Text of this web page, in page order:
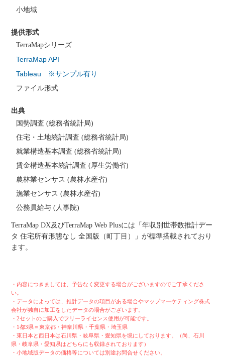
小地域
提供形式
TerraMapシリーズ
TerraMap API
Tableau ※サンプル有り
ファイル形式
出典
国勢調査 (総務省統計局)
住宅・土地統計調査 (総務省統計局)
就業構造基本調査 (総務省統計局)
賃金構造基本統計調査 (厚生労働省)
農林業センサス (農林水産省)
漁業センサス (農林水産省)
公務員給与 (人事院)
TerraMap DX及びTerraMap Web Plusには「年収別世帯数推計デー
タ 住宅所有形態なし 全国版（町丁目）」が標準搭載されており
ます。
・内容につきましては、予告なく変更する場合がございますのでご了承くださ
い。
・データによっては、推計データの項目がある場合やマップマーケティング株式
会社が独自に加工をしたデータの場合がございます。
・2セットのご購入でフリーライセンス使用が可能です。
・1都3県＝東京都・神奈川県・千葉県・埼玉県
・東日本と西日本は石川県・岐阜県・愛知県を境にしております。（尚、石川
県・岐阜県・愛知県はどちらにも収録されております）
・小地域版データの価格等については別途お問合せください。